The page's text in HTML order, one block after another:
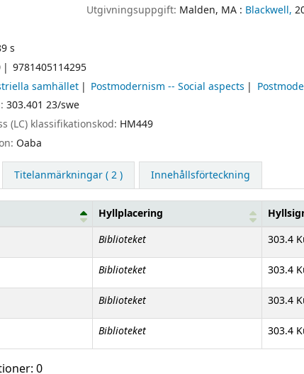
Utgivningsuppgift: Malden, MA : Blackwell,
s
9781405114295
samhället Postmodernism -- Social aspects
303.401 23/swe
(LC) klassifikationskod: HM449
Oaba
Titelanmärkningar ( 2 ) Innehållsförteckning
Hyllplacering
Biblioteket 303.4
Biblioteket 303.4
Biblioteket 303.4
Biblioteket 303.4
0